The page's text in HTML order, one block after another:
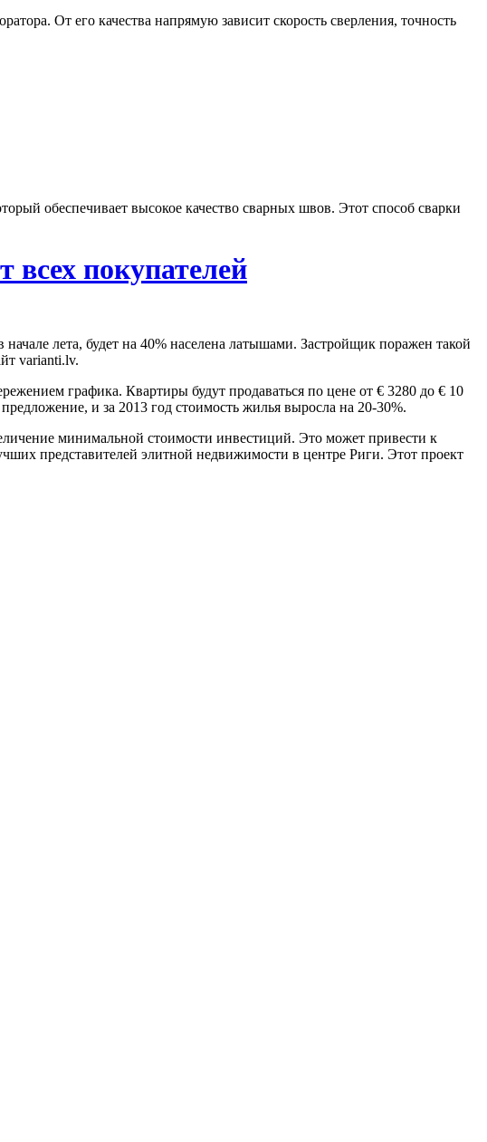
От его качества напрямую зависит скорость сверления, точность
обеспечивает высокое качество сварных швов. Этот способ сварки
покупателей
лета, будет на 40% населена латышами. Застройщик поражен такой
varianti.lv.
графика. Квартиры будут продаваться по цене от € 3280 до € 10
и за 2013 год стоимость жилья выросла на 20-30%.
минимальной стоимости инвестиций. Это может привести к
представителей элитной недвижимости в центре Риги. Этот проект